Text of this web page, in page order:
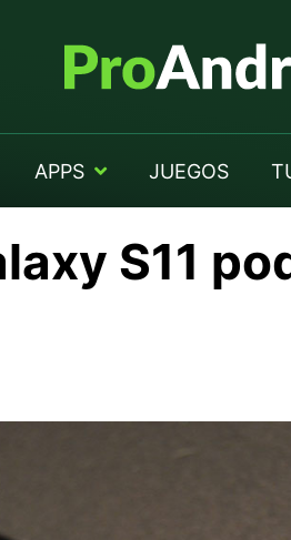
APPS JUEGOS
S11